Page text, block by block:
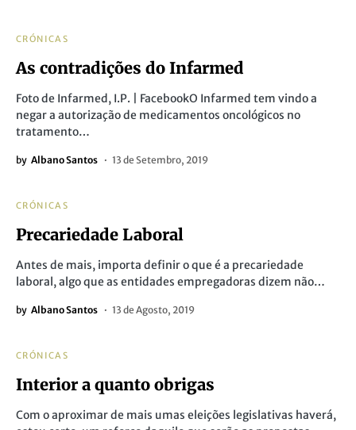
CRÓNICAS
As contradições do Infarmed
Foto de Infarmed, I.P. | FacebookO Infarmed tem vindo a
negar a autorização de medicamentos oncológicos no
tratamento…
by Albano Santos 13 de Setembro, 2019
CRÓNICAS
Precariedade Laboral
Antes de mais, importa definir o que é a precariedade
laboral, algo que as entidades empregadoras dizem não…
by Albano Santos 13 de Agosto, 2019
CRÓNICAS
Interior a quanto obrigas
Com o aproximar de mais umas eleições legislativas haverá,